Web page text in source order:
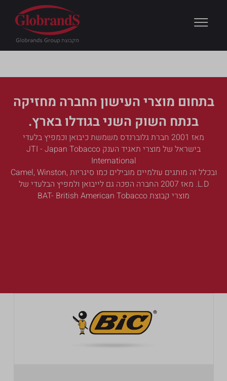
חטיבת מוצרי העישון
בתחום מוצרי העישון החברה מחזיקה
בנתח השוק השני בגודלו בארץ.
מאז 2001 חברת גלוברנדס משמשת כיבואן וכמפיץ בלעדי
בישראל של מוצרי תאגיד הענק JTI - Japan Tobacco
International
ובכלל זה מותגים עולמיים מובילים כמו סיגריות Camel, Winston,
L.D. מאז 2007 החברה הפכה גם לייבואן ולמפיץ הבלעדי של
מוצרי קבוצת BAT- British American Tobacco